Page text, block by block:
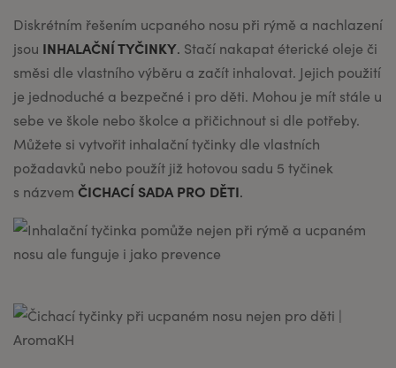
Diskrétním řešením ucpaného nosu při rýmě a nachlazení
jsou INHALAČNÍ TYČINKY. Stačí nakapat éterické oleje či
směsi dle vlastního výběru a začít inhalovat. Jejich použití
je jednoduché a bezpečné i pro děti. Mohou je mít stále u
sebe ve škole nebo školce a přičichnout si dle potřeby.
Můžete si vytvořit inhalační tyčinky dle vlastních
požadavků nebo použít již hotovou sadu 5 tyčinek
s názvem ČICHACÍ SADA PRO DĚTI.